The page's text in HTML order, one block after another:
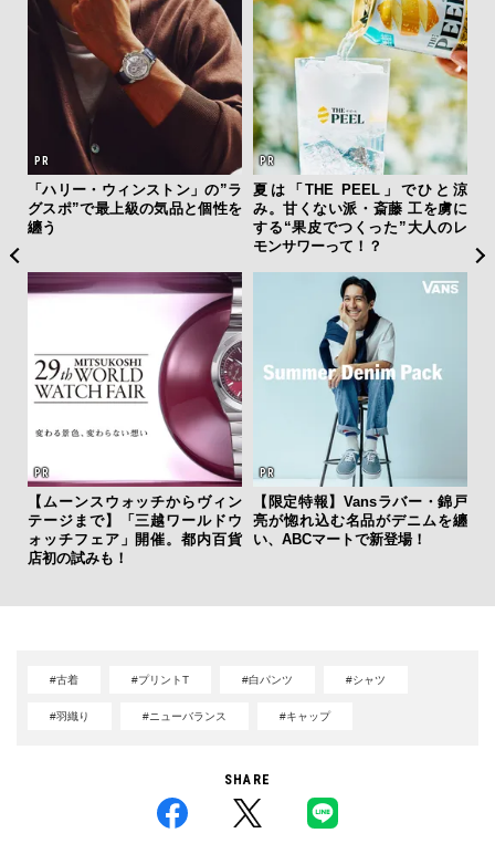
「ハリー・ウィンストン」の”ラ
グスポ”で最上級の気品と個性を
纏う
夏は「THE PEEL」でひと涼
み。甘くない派・斎藤 工を虜に
する“果皮でつくった”大人のレ
モンサワーって！？
【ムーンスウォッチからヴィン
テージまで】「三越ワールドウ
ォッチフェア」開催。都内百貨
店初の試みも！
【限定特報】Vansラバー・錦戸
亮が惚れ込む名品がデニムを纏
い、ABCマートで新登場！
グ
#古着 #プリントT #白パンツ #シャツ
#羽織り #ニューバランス #キャップ
SHARE